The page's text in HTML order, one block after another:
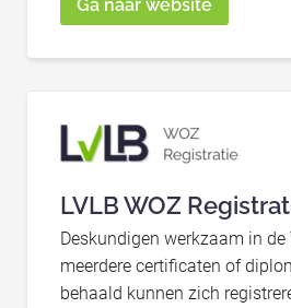
Ga naar website
LVLB WOZ
Deskundigen werkzaam in de
meerdere certificaten of
behaald kunnen zich